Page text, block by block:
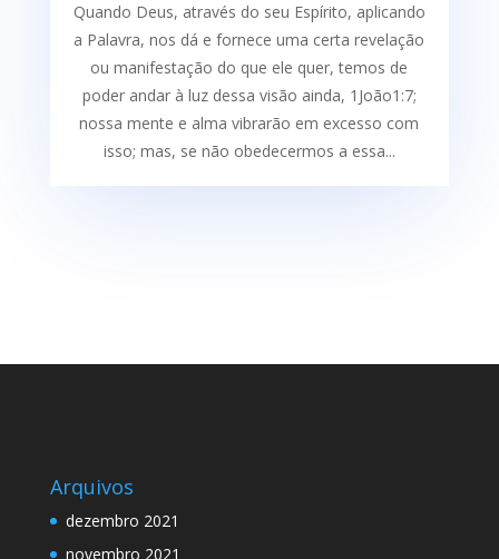
Quando Deus, através do seu Espírito, aplicando
a Palavra, nos dá e fornece uma certa re­velação
ou manifestação do que ele quer, temos de
poder andar à luz dessa visão ainda, 1João1:7;
nossa mente e alma vibrarão em excesso com
isso; mas, se não obedecermos a essa...
Arquivos
dezembro 2021
novembro 2021